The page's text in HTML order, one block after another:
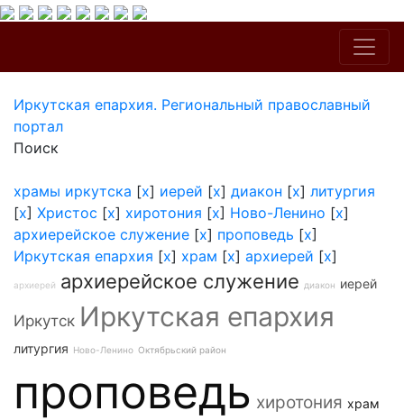
Иркутская епархия. Региональный православный
портал
Поиск
храмы иркутска [x] иерей [x] диакон [x] литургия
[x] Христос [x] хиротония [x] Ново-Ленино [x]
архиерейское служение [x] проповедь [x]
Иркутская епархия [x] храм [x] архиерей [x]
архиерей архиерейское служение диакон иерей
Иркутск Иркутская епархия
литургия Ново-Ленино Октябрьский район
проповедь хиротония храм